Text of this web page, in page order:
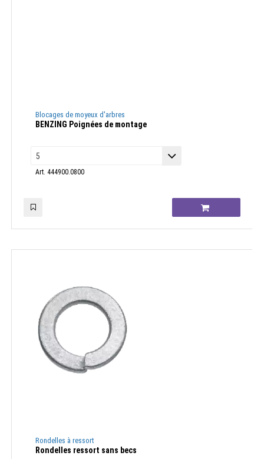
Blocages de moyeux d'arbres
BENZING Poignées de montage
Art. 444900.0800
Rondelles à ressort
Rondelles ressort sans becs